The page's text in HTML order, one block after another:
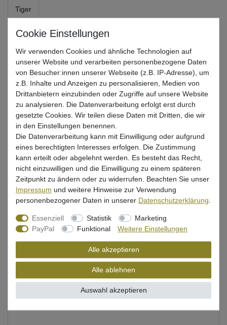
Tiger
6,70 EUR*
* inkl. ges. MwSt. zzgl.Versandkosten
Lieferzeit 1-3 Tage (Deutschland); 3-7 Tage (Ausland)
Informationen zur Berechnung des Liefertermins hier
Nur noch 5 Stück verfügbar
In den Warenkorb
Wunschliste
Beschreibung
Produktsicherheit
Wir verwenden Cookies und ähnliche Technologien auf
unserer Website und verarbeiten personenbezogene Daten
von Besucher:innen unserer Webseite (z.B. IP-Adresse), um
z.B. Inhalte und Anzeigen zu personalisieren, Medien von
Drittanbietern einzubinden oder Zugriffe auf unsere Website
zu analysieren. Die Datenverarbeitung erfolgt erst durch
gesetzte Cookies. Wir teilen diese Daten mit Dritten, die wir
in den Einstellungen benennen.
Die Datenverarbeitung kann mit Einwilligung oder aufgrund
eines berechtigten Interesses erfolgen. Die Zustimmung
kann erteilt oder abgelehnt werden. Es besteht das Recht,
nicht einzuwilligen und die Einwilligung zu einem späteren
Zeitpunkt zu ändern oder zu widerrufen. Beachten Sie unser
Impressum und weitere Hinweise zur Verwendung
personenbezogener Daten in unserer Daten­schutz­erklärung
Essenziell Statistik
Marketing
PayPal
Funktional Weitere Einstellungen
Alle akzeptieren
Alle ablehnen
Auswahl akzeptieren